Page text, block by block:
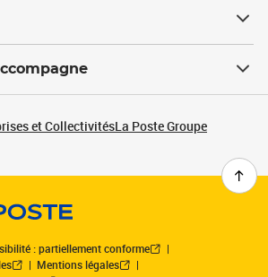
et CollectivitésLa Poste Groupe
: partiellement conforme
Mentions légales